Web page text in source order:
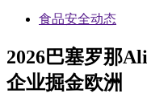
食品安全动态
2026巴塞罗那
企业掘金欧洲